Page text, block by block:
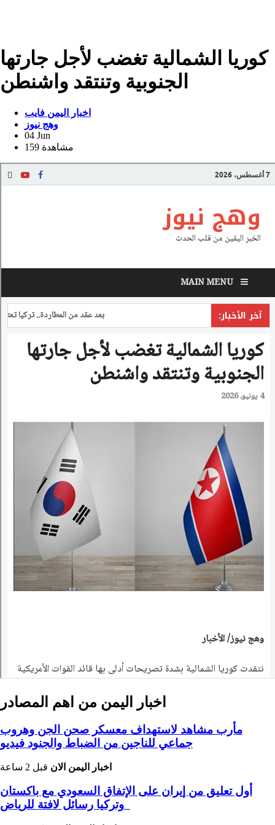
كوريا الشمالية تغضب لأجل جارتها
الجنوبية وتنتقد واشنطن
اخبار اليمن فايب
وهج نيوز
04 Jun
159 مشاهدة
اخبار اليمن من اهم المصادر
مأرب مشاهد لاستهداف معسكر صحن الجن وهروب
جماعي للناجين من الضباط والجنود فيديو
اخبار اليمن الان قبل 2 ساعة
أول تعليق من إيران على الإتفاق السعودي مع باكستان